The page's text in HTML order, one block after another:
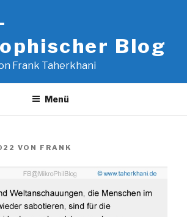
Blog
Frank Taherkhani
Menü
VON FRANK